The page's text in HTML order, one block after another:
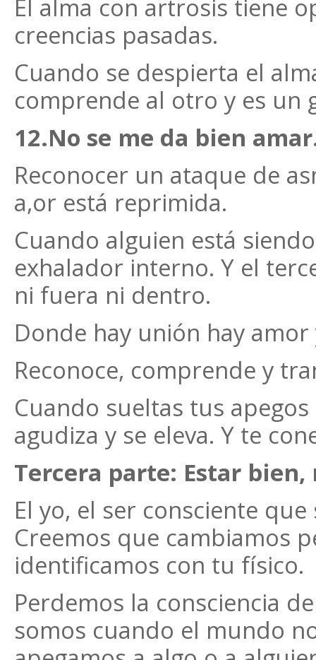
El alma con artrosis tiene
creencias pasadas.
Cuando se despierta el
comprende al otro y es un
12.No se me da bien
Reconocer un ataque de
a,or está reprimida.
Cuando alguien está
exhalador interno. Y el
ni fuera ni dentro.
Donde hay unión hay
Reconoce, comprende y
Cuando sueltas tus
agudiza y se eleva. Y te
Tercera parte: Estar
El yo, el ser consciente
Creemos que cambiamos
identificamos con tu físico.
Perdemos la consciencia
somos cuando el mundo